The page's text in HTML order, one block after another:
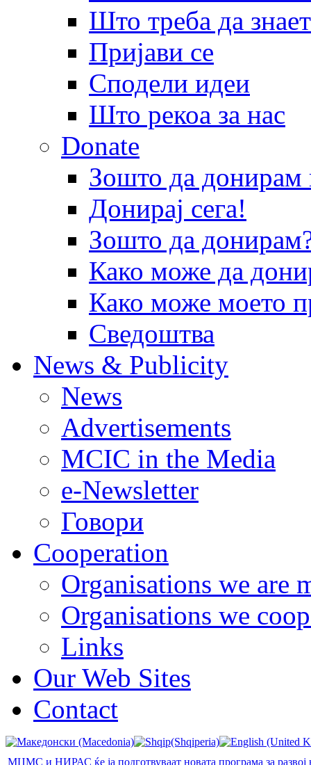
Што треба да
Пријави се
Сподели идеи
Што рекоа за нас
Donate
Зошто да
Донирај сега!
Зошто да
Како може да
Како може моето
Сведоштва
News & Publicity
News
Advertisements
MCIC in the Media
e-Newsletter
Говори
Cooperation
Organisations we are
Organisations we
Links
Our Web Sites
Contact
МЦМС и НИРАС ќе ја подготвуваат новата програма за развој